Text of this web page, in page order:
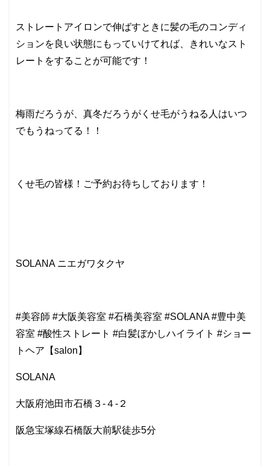
ストレートアイロンで伸ばすときに髪の毛のコンディ
ションを良い状態にもっていけてれば、きれいなスト
レートをすることが可能です！
梅雨だろうが、真冬だろうがくせ毛がうねる人はいつ
でもうねってる！！
くせ毛の皆様！ご予約お待ちしております！
SOLANA ニエガワタクヤ
#美容師 #大阪美容室 #石橋美容室 #SOLANA #豊中美
容室 #酸性ストレート #白髪ぼかしハイライト #ショー
トヘア【salon】
SOLANA
大阪府池田市石橋３-４-２
阪急宝塚線石橋阪大前駅徒歩5分